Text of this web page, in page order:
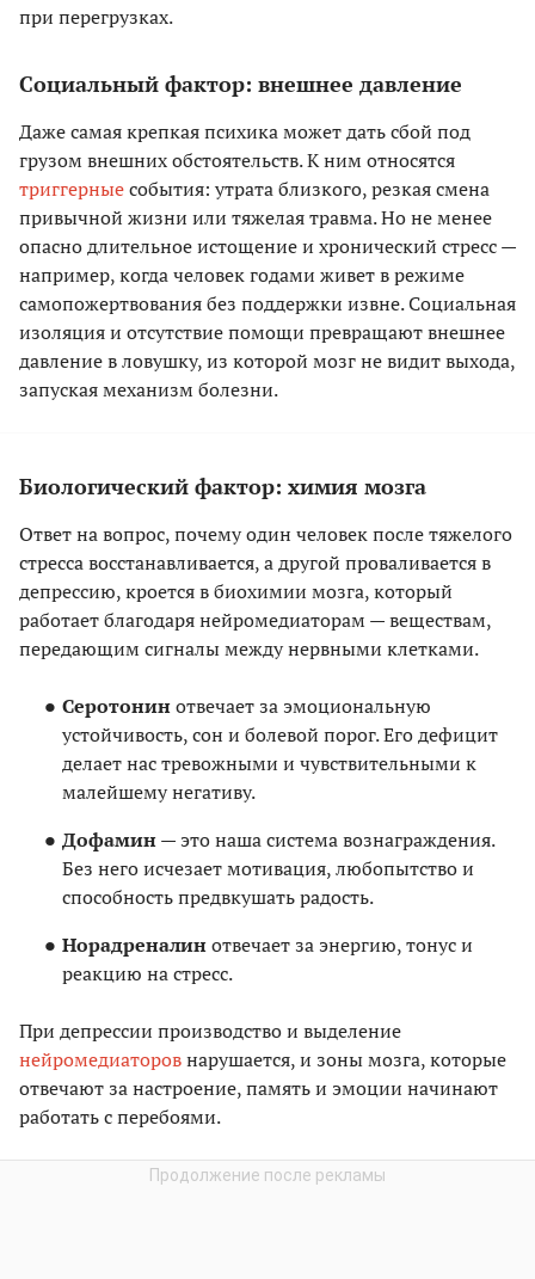
при перегрузках.
Социальный фактор: внешнее давление
Даже самая крепкая психика может дать сбой под
грузом внешних обстоятельств. К ним относятся
триггерныесобытия: утрата близкого, резкая смена
привычной жизни или тяжелая травма. Но не менее
опасно длительное истощение и хронический стресс —
например, когда человек годами живет в режиме
самопожертвования без поддержки извне. Социальная
изоляция и отсутствие помощи превращают внешнее
давление в ловушку, из которой мозг не видит выхода,
запуская механизм болезни.
Биологический фактор: химия мозга
Ответ на вопрос, почему один человек после тяжелого
стресса восстанавливается, а другой проваливается в
депрессию, кроется в биохимии мозга, который
работает благодаря нейромедиаторам — веществам,
передающим сигналы между нервными клетками.
Серотонинотвечает за эмоциональную
устойчивость, сон и болевой порог. Его дефицит
делает нас тревожными и чувствительными к
малейшему негативу.
Дофамин— это наша система вознаграждения.
Без него исчезает мотивация, любопытство и
способность предвкушать радость.
Норадреналинотвечает за энергию, тонус и
реакцию на стресс.
При депрессии производство и выделение
нейромедиаторовнарушается, и зоны мозга, которые
отвечают за настроение, память и эмоции начинают
работать с перебоями.